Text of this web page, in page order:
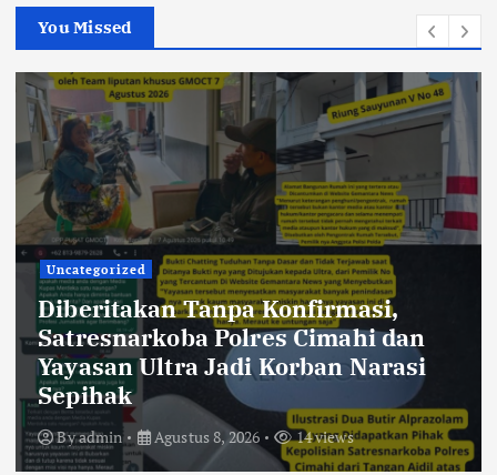
You Missed
Uncategorized
Diberitakan Tanpa Konfirmasi,
Satresnarkoba Polres Cimahi dan
Yayasan Ultra Jadi Korban Narasi
Sepihak
Byadmin Agustus 8, 2026 14 views